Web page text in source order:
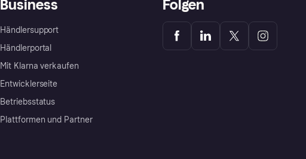
Business
Händlersupport
Händlerportal
Mit Klarna verkaufen
Entwicklerseite
Betriebsstatus
Plattformen und Partner
Folgen